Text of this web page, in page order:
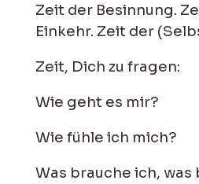
Zeit der Besinnung.
Einkehr. Zeit der
Zeit, Dich zu fragen:
Wie geht es mir?
Wie fühle ich mich?
Was brauche ich,